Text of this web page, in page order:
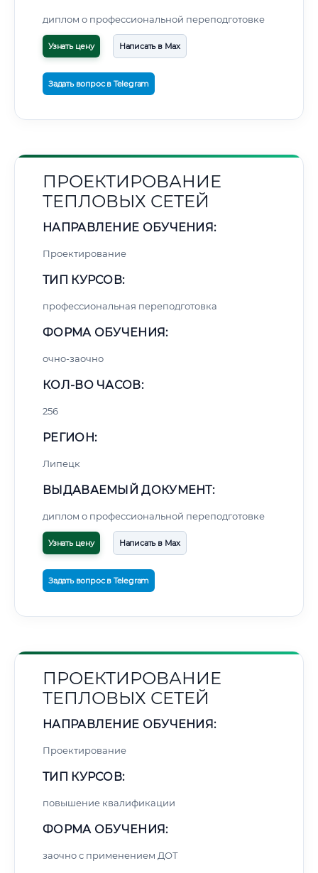
диплом о профессиональной переподготовке
Узнать цену Написать в Max
Задать вопрос в Telegram
ПРОЕКТИРОВАНИЕ
ТЕПЛОВЫХ СЕТЕЙ
НАПРАВЛЕНИЕ ОБУЧЕНИЯ:
Проектирование
ТИП КУРСОВ:
профессиональная переподготовка
ФОРМА ОБУЧЕНИЯ:
очно-заочно
КОЛ-ВО ЧАСОВ:
256
РЕГИОН:
Липецк
ВЫДАВАЕМЫЙ ДОКУМЕНТ:
диплом о профессиональной переподготовке
Узнать цену Написать в Max
Задать вопрос в Telegram
ПРОЕКТИРОВАНИЕ
ТЕПЛОВЫХ СЕТЕЙ
НАПРАВЛЕНИЕ ОБУЧЕНИЯ:
Проектирование
ТИП КУРСОВ:
повышение квалификации
ФОРМА ОБУЧЕНИЯ:
заочно с применением ДОТ